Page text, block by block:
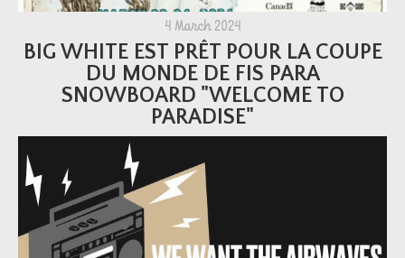
4 March 2024
BIG WHITE EST PRÊT POUR LA COUPE
DU MONDE DE FIS PARA
SNOWBOARD "WELCOME TO
PARADISE"